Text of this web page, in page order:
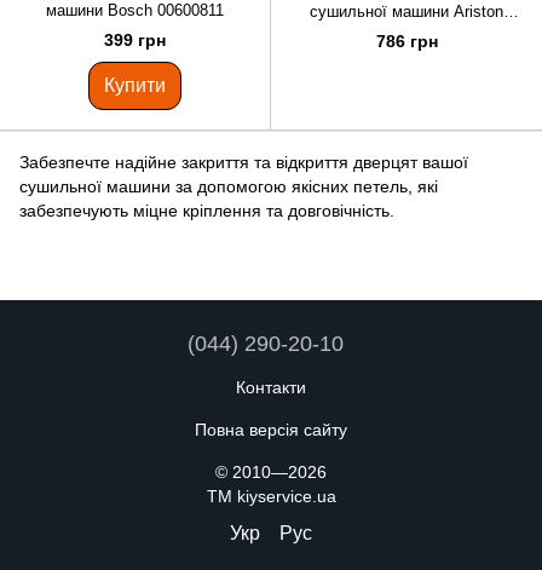
машини Bosch 00600811
399 грн
Купити
сушильної машини Ariston
C00095655
786 грн
Забезпечте надійне закриття та відкриття дверцят вашої
сушильної машини за допомогою якісних петель, які
забезпечують міцне кріплення та довговічність.
(044) 290-20-10
Контакти
Повна версія сайту
© 2010—2026
TM kiyservice.ua
Укр Рус